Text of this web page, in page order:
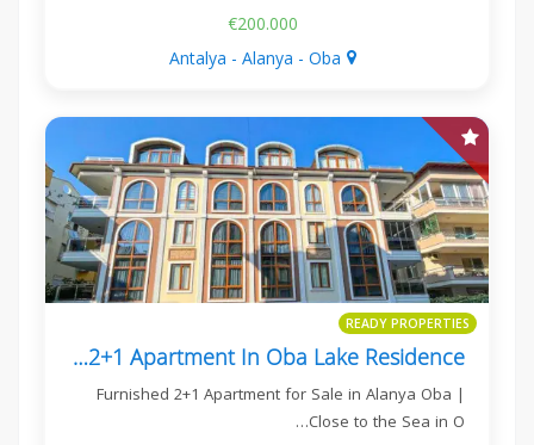
€200.000
Antalya - Alanya - Oba
READY PROPERTIES
Furnished 2+1 Apartment In Oba Lake Residence
Furnished 2+1 Apartment for Sale in Alanya Oba |
Close to the Sea in O…